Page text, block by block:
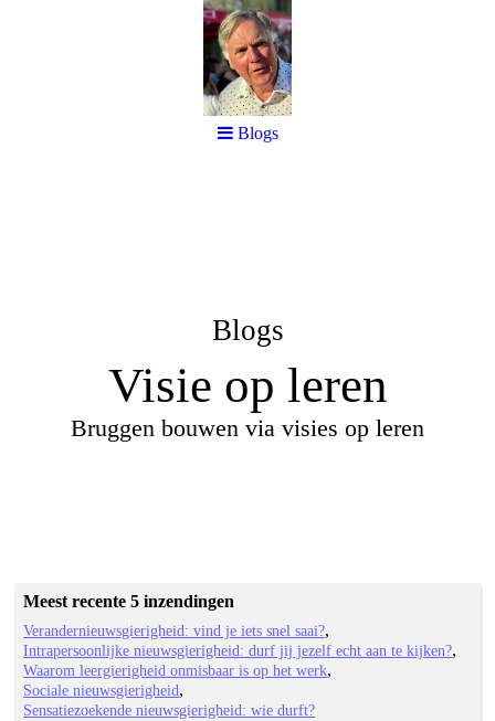
Blogs
Visie op leren
Bruggen bouwen via visies op leren
Meest recente 5 inzendingen
Verandernieuwsgierigheid: vind je iets snel saai?
Intrapersoonlijke nieuwsgierigheid: durf jij jezelf echt aan te kijken?
Waarom leergierigheid onmisbaar is op het werk
Sociale nieuwsgierigheid
Sensatiezoekende nieuwsgierigheid: wie durft?
Blogs